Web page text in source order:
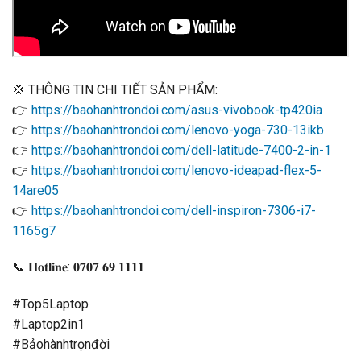
💢 THÔNG TIN CHI TIẾT SẢN PHẨM:
👉 https://baohanhtrondoi.com/asus-vivobook-tp420ia
👉 https://baohanhtrondoi.com/lenovo-yoga-730-13ikb
👉 https://baohanhtrondoi.com/dell-latitude-7400-2-in-1
👉 https://baohanhtrondoi.com/lenovo-ideapad-flex-5-
14are05
👉 https://baohanhtrondoi.com/dell-inspiron-7306-i7-
1165g7
📞 𝐇𝐨𝐭𝐥𝐢𝐧𝐞: 𝟎𝟕𝟎𝟕 𝟔𝟗 𝟏𝟏𝟏𝟏
#Top5Laptop
#Laptop2in1
#Bảohànhtrọnđời